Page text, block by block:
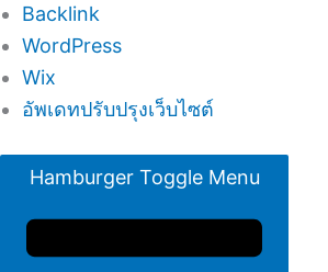
Backlink
WordPress
Wix
อัพเดทปรับปรุงเว็บไซต์
Hamburger Toggle Menu